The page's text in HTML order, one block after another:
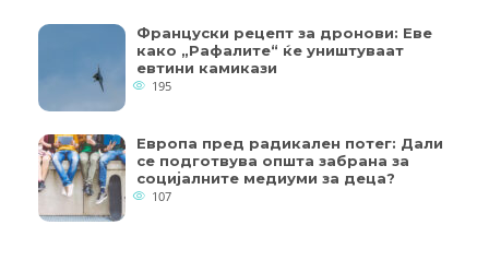
Француски рецепт за дронови: Еве
како „Рафалите“ ќе уништуваат
евтини камикази
195
Европа пред радикален потег: Дали
се подготвува општа забрана за
социјалните медиуми за деца?
107